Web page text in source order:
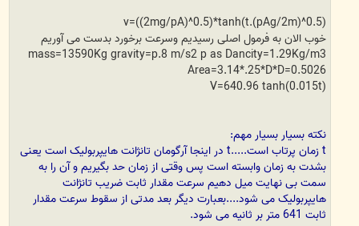
v=((2mg/pA)^0.5)*tanh(t.(pAg/2m)^0.5)
خوب الان به فرمول اصلی رسیدیم وسرعت برخورد بدست می آوریم
mass=13590Kg gravity=p.8 m/s2 p as Dancity=1.29Kg/m3
Area=3.14*.25*D*D=0.5026
V=640.96 tanh(0.015t)
نکته بسیار بسیار مهم:
t زمان پرتاب است.....t در اینجا آرگومان تانژانت هایپربولیک است یعنی
بشدت به زمان وابسته است پس وقتی از زمان حد بگیریم و آن را به
سمت بی نهایت میل دهیم سرعت مقدار ثابت ضریب تانژانت
هایپربولیک می شود....بعبارت دیگر بعد مدتی از سقوط سرعت مقدار
ثابت 641 متر بر ثانیه می شود.